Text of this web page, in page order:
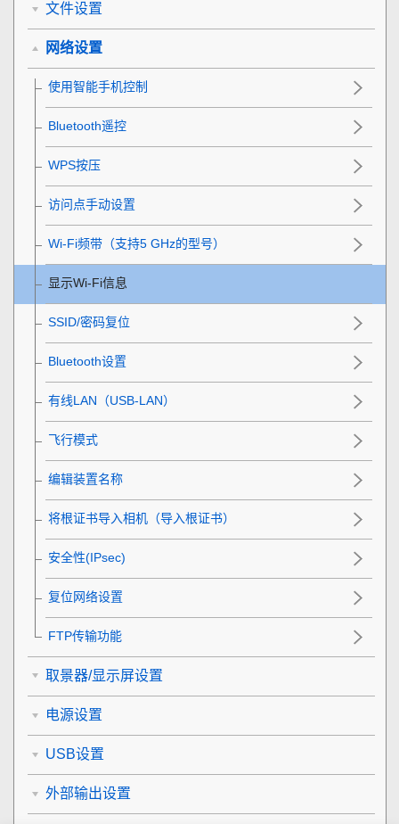
文件设置
网络设置
使用智能手机控制
Bluetooth遥控
WPS按压
访问点手动设置
Wi-Fi频带 （支持5 GHz的型号）
显示Wi-Fi信息
SSID/密码复位
Bluetooth设置
有线LAN （USB-LAN）
飞行模式
编辑装置名称
将根证书导入相机（导入根证书）
安全性(IPsec)
复位网络设置
FTP传输功能
取景器/显示屏设置
电源设置
USB设置
外部输出设置